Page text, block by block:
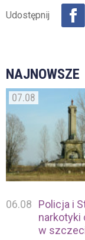
NAJNOWSZE
07.08
06.08
Policja i
narkotyki
w